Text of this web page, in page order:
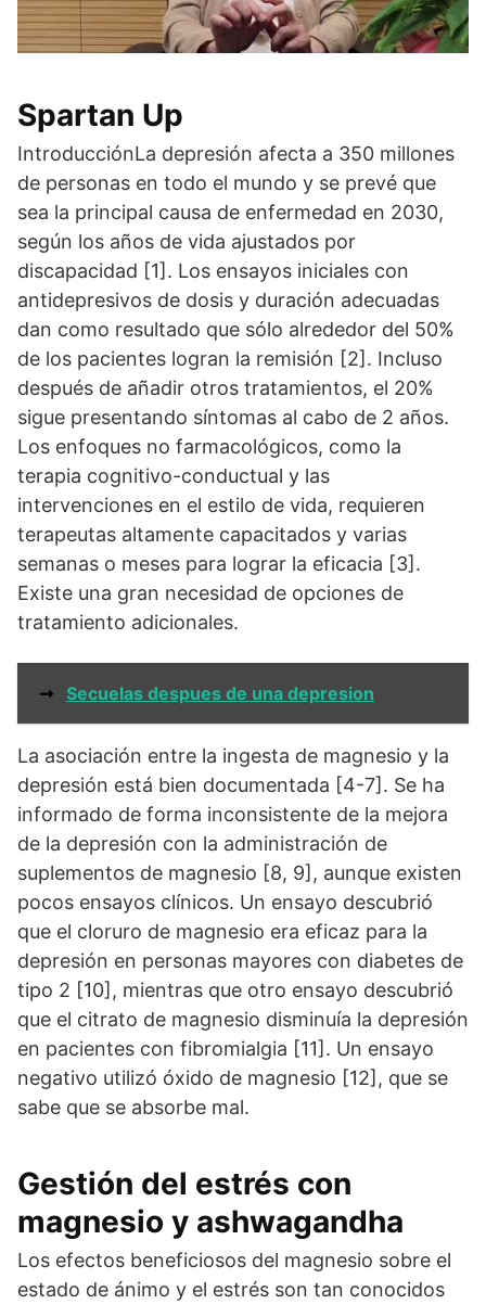
Spartan Up
IntroducciónLa depresión afecta a 350 millones
de personas en todo el mundo y se prevé que
sea la principal causa de enfermedad en 2030,
según los años de vida ajustados por
discapacidad [1]. Los ensayos iniciales con
antidepresivos de dosis y duración adecuadas
dan como resultado que sólo alrededor del 50%
de los pacientes logran la remisión [2]. Incluso
después de añadir otros tratamientos, el 20%
sigue presentando síntomas al cabo de 2 años.
Los enfoques no farmacológicos, como la
terapia cognitivo-conductual y las
intervenciones en el estilo de vida, requieren
terapeutas altamente capacitados y varias
semanas o meses para lograr la eficacia [3].
Existe una gran necesidad de opciones de
tratamiento adicionales.
➞ Secuelas despues de una depresion
La asociación entre la ingesta de magnesio y la
depresión está bien documentada [4-7]. Se ha
informado de forma inconsistente de la mejora
de la depresión con la administración de
suplementos de magnesio [8, 9], aunque existen
pocos ensayos clínicos. Un ensayo descubrió
que el cloruro de magnesio era eficaz para la
depresión en personas mayores con diabetes de
tipo 2 [10], mientras que otro ensayo descubrió
que el citrato de magnesio disminuía la depresión
en pacientes con fibromialgia [11]. Un ensayo
negativo utilizó óxido de magnesio [12], que se
sabe que se absorbe mal.
Gestión del estrés con
magnesio y ashwagandha
Los efectos beneficiosos del magnesio sobre el
estado de ánimo y el estrés son tan conocidos